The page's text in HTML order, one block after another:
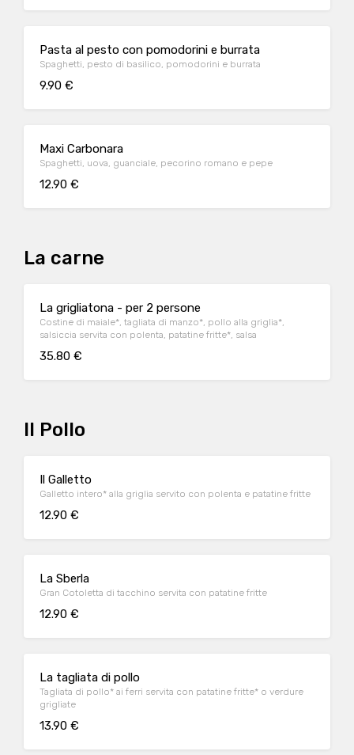
Pasta al pesto con pomodorini e burrata
Spaghetti, pesto di basilico, pomodorini e burrata
9.90 €
Maxi Carbonara
Spaghetti, uova, guanciale, pecorino romano e pepe
12.90 €
La carne
La grigliatona - per 2 persone
Costine di maiale*, tagliata di manzo*, pollo alla griglia*,
salsiccia servita con polenta, patatine fritte*, salsa
35.80 €
Il Pollo
Il Galletto
Galletto intero* alla griglia servito con polenta e patatine fritte
12.90 €
La Sberla
Gran Cotoletta di tacchino servita con patatine fritte
12.90 €
La tagliata di pollo
Tagliata di pollo* ai ferri servita con patatine fritte* o verdure
grigliate
13.90 €